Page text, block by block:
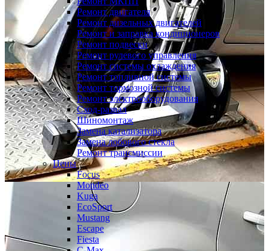
Ремонт двигателя
Ремонт дизельных двигателей
Ремонт и заправка кондиционеров
Ремонт подвески
Ремонт рулевого управления
Ремонт системы охлаждения
Ремонт топливной системы
Ремонт тормозной системы
Ремонт электрооборудования
Сход-развал
Шиномонтаж
Замена катализатора
Замена лобового стекла
Ремонт трансмиссии
Цены
Focus
Mondeo
Kuga
EcoSport
Mustang
Escape
Fiesta